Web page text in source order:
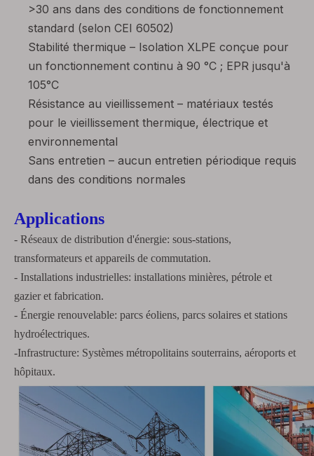
>30 ans dans des conditions de fonctionnement
standard (selon CEI 60502)
Stabilité thermique – Isolation XLPE conçue pour
un fonctionnement continu à 90 °C ; EPR jusqu'à
105°C
Résistance au vieillissement – ​​matériaux testés
pour le vieillissement thermique, électrique et
environnemental
Sans entretien – aucun entretien périodique requis
dans des conditions normales
Applications
- Réseaux de distribution d'énergie: sous-stations,
transformateurs et appareils de commutation.
- Installations industrielles: installations minières, pétrole et
gazier et fabrication.
- Énergie renouvelable: parcs éoliens, parcs solaires et stations
hydroélectriques.
-Infrastructure: Systèmes métropolitains souterrains, aéroports et
hôpitaux.